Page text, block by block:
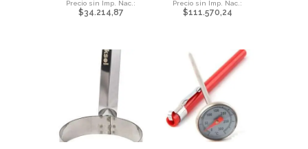
$34.214,87 $111.570,24